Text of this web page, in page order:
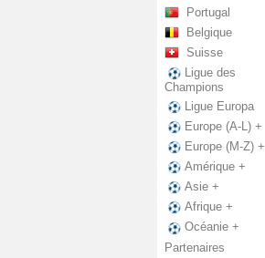
Portugal
Belgique
Suisse
Ligue des
Champions
Ligue Europa
Europe (A-L) +
Europe (M-Z) +
Amérique +
Asie +
Afrique +
Océanie +
Partenaires